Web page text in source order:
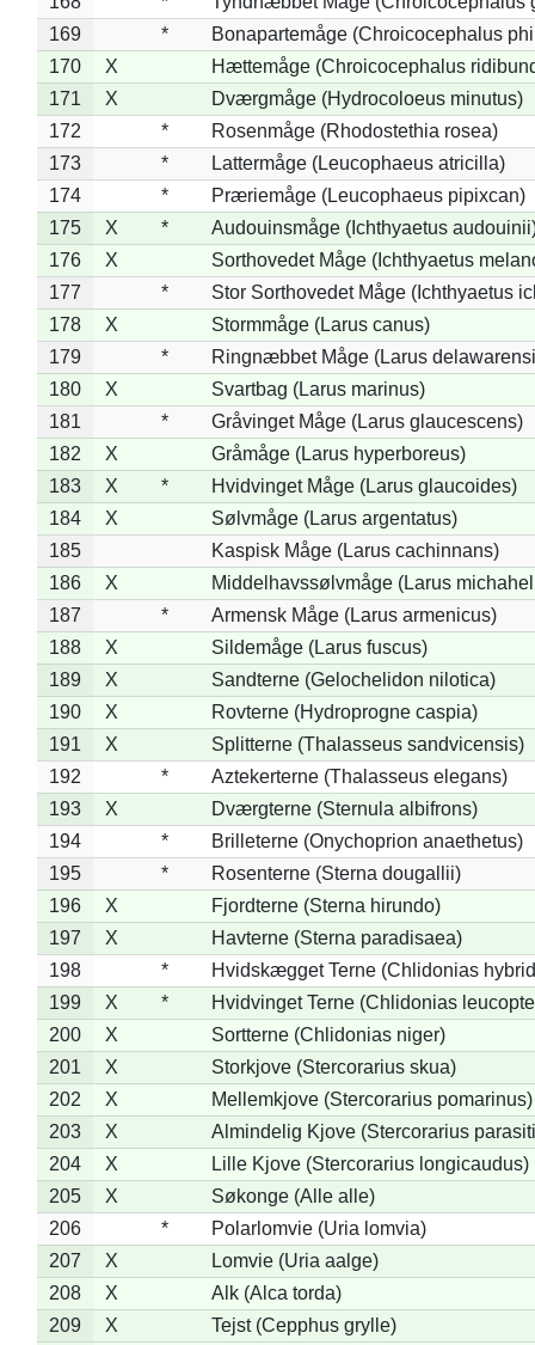
169
*
Bonapartemåge (Chroicocephalus
170
X
Hættemåge (Chroicocephalus
171
X
Dværgmåge (Hydrocoloeus minutus)
172
*
Rosenmåge (Rhodostethia rosea)
173
*
Lattermåge (Leucophaeus atricilla)
174
*
Præriemåge (Leucophaeus pipixcan)
175
X *
Audouinsmåge (Ichthyaetus
176
X
Sorthovedet Måge (Ichthyaetus
177
*
Stor Sorthovedet Måge (Ichthyaetus
178
X
Stormmåge (Larus canus)
179
*
Ringnæbbet Måge (Larus
180
X
Svartbag (Larus marinus)
181
*
Gråvinget Måge (Larus glaucescens)
182
X
Gråmåge (Larus hyperboreus)
183
X *
Hvidvinget Måge (Larus glaucoides)
184
X
Sølvmåge (Larus argentatus)
185
Kaspisk Måge (Larus cachinnans)
186
X
Middelhavssølvmåge (Larus
187
*
Armensk Måge (Larus armenicus)
188
X
Sildemåge (Larus fuscus)
189
X
Sandterne (Gelochelidon nilotica)
190
X
Rovterne (Hydroprogne caspia)
191
X
Splitterne (Thalasseus sandvicensis)
192
*
Aztekerterne (Thalasseus elegans)
193
X
Dværgterne (Sternula albifrons)
194
*
Brilleterne (Onychoprion anaethetus)
195
*
Rosenterne (Sterna dougallii)
196
X
Fjordterne (Sterna hirundo)
197
X
Havterne (Sterna paradisaea)
198
*
Hvidskægget Terne (Chlidonias
199
X *
Hvidvinget Terne (Chlidonias
200
X
Sortterne (Chlidonias niger)
201
X
Storkjove (Stercorarius skua)
202
X
Mellemkjove (Stercorarius pomarinus)
203
X
Almindelig Kjove (Stercorarius
204
X
Lille Kjove (Stercorarius longicaudus)
205
X
Søkonge (Alle alle)
206
*
Polarlomvie (Uria lomvia)
207
X
Lomvie (Uria aalge)
208
X
Alk (Alca torda)
209
X
Tejst (Cepphus grylle)